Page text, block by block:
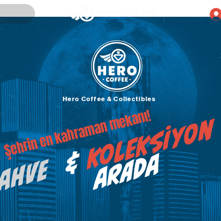
Hero Coffee & Collectibles
Şehrin en kahraman mekanı!
&Koleksiyon
a